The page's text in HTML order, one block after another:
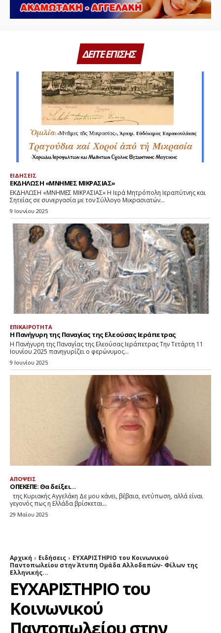
ΔΕΙΤΕ ΕΠΙΣΗΣ
ΕΙΔΗΣΕΙΣ
ΕΚΔΗΛΩΣΗ «ΜΝΗΜΕΣ ΜΙΚΡΑΣΙΑΣ»
ΕΚΔΗΛΩΣΗ «ΜΝΗΜΕΣ ΜΙΚΡΑΣΙΑΣ» Η Ιερά Μητρόπολη Ιεραπύτνης και
Σητείας σε συνεργασία με τον Σύλλογο Μικρασιατών...
9 Ιουνίου 2025
ΕΠΙΚΑΙΡΟΤΗΤΑ
Η Πανήγυρη της Παναγίας της Ελεούσας Ιεράπετρας
Η Πανήγυρη της Παναγίας της Ελεούσας Ιεράπετρας Την Τετάρτη 11
Ιουνίου 2025 πανηγυρίζει ο φερώνυμος...
9 Ιουνίου 2025
ΑΠΟΨΕΙΣ
ΟΠΕΚΕΠΕ: Θα δείξει…
γεγονός πως η Ελλάδα βρίσκεται...
29 Μαΐου 2025